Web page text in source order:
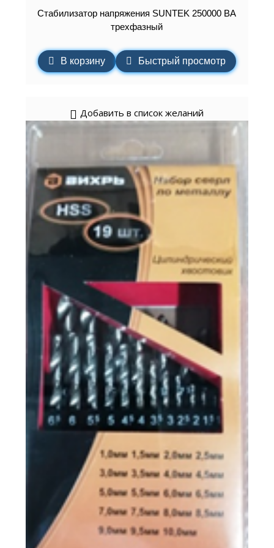
Стабилизатор напряжения SUNTEK 250000 ВА
трехфазный
В корзину Быстрый просмотр
Добавить в список желаний